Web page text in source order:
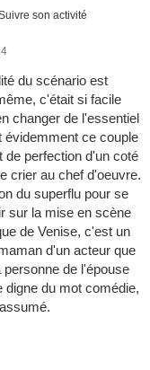
son activité
du scénario est
c'était si facile
changer de l'essentiel
évidemment ce couple
de perfection d'un coté
crier au chef d'oeuvre.
du superflu pour se
sur la mise en scène
de Venise, c'est un
d'un acteur que
de l'épouse
du mot comédie,